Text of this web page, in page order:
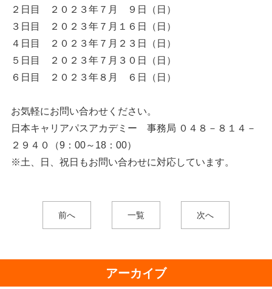
２日目 ２０２３年７月 ９日（日）
３日目 ２０２３年７月１６日（日）
４日目 ２０２３年７月２３日（日）
５日目 ２０２３年７月３０日（日）
６日目 ２０２３年８月 ６日（日）
お気軽にお問い合わせください。
日本キャリアパスアカデミー 事務局 ０４８－８１４－
２９４０（9：00～18：00）
※土、日、祝日もお問い合わせに対応しています。
前へ 一覧 次へ
アーカイブ